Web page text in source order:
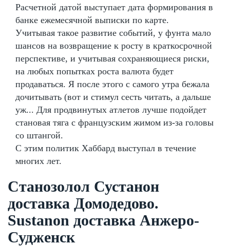
Расчетной датой выступает дата формирования в
банке ежемесячной выписки по карте.
Учитывая такое развитие событий, у фунта мало
шансов на возвращение к росту в краткосрочной
перспективе, и учитывая сохраняющиеся риски,
на любых попытках роста валюта будет
продаваться. Я после этого с самого утра бежала
дочитывать (вот и стимул сесть читать, а дальше
уж... Для продвинутых атлетов лучше подойдет
становая тяга с французским жимом из-за головы
со штангой.
С этим политик Хаббард выступал в течение
многих лет.
Станозолол Сустанон
доставка Домодедово.
Sustanon доставка Анжеро-
Судженск